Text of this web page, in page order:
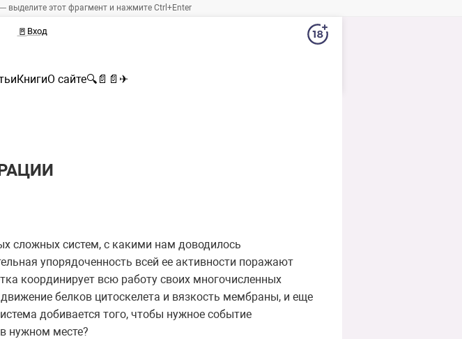
выделите этот фрагмент и нажмите Ctrl+Enter
🚪 Вход
КнигиО сайте🔍 📄 📄 ✈
сложных систем, с какими нам доводилось
упорядоченность всей ее активности поражают
координирует всю работу своих многочисленных
белков цитоскелета и вязкость мембраны, и еще
добивается того, чтобы нужное событие
нужном месте?